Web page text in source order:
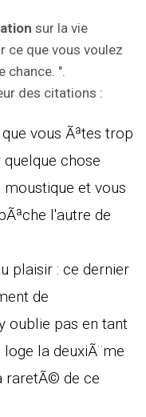
sur la vie
ce que vous voulez
chance. ".
des citations :
vous Ãªtes trop
chose
et vous
l'autre de
plaisir : ce dernier
de
oublie pas en tant
la deuxiÃ¨me
raretÃ© de ce